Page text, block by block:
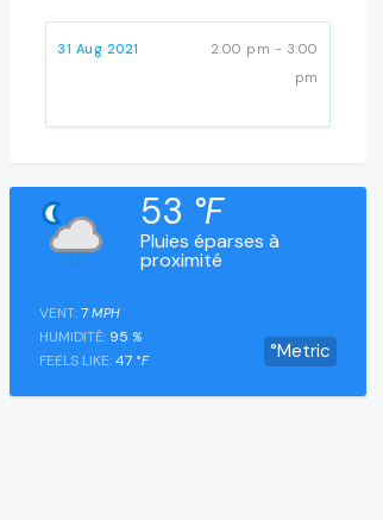
31 Aug 2021
2:00 pm - 3:00
pm
Pluies éparses à
proximité
53 °F
°Metric
VENT:7 MPH
HUMIDITÉ: 95 %
FEELS LIKE:47 °F